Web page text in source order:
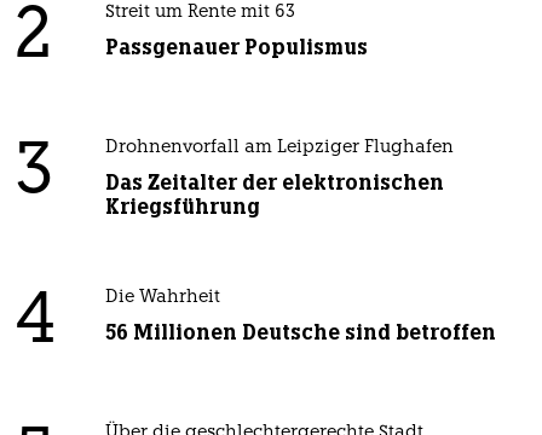
2 Streit um Rente mit 63
Passgenauer Populismus
3 Drohnenvorfall am Leipziger Flughafen
Das Zeitalter der elektronischen
Kriegsführung
4 Die Wahrheit
56 Millionen Deutsche sind betroffen